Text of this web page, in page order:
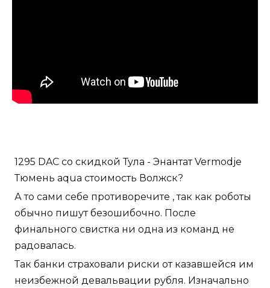
1295 DAC со скидкой Тула - Энантат Vermodje
Тюмень aqua стоимость Волжск?
А то сами себе противоречите , так как роботы
обычно пишут безошибочно. После
финального свистка ни одна из команд не
радовалась.
Так банки страховали риски от казавшейся им
неизбежной девальвации рубля. Изначально